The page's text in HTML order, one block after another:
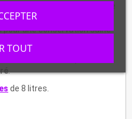
aisé. Un couvercle de
pour une conservation saine
.
de 8 litres.
TOUT